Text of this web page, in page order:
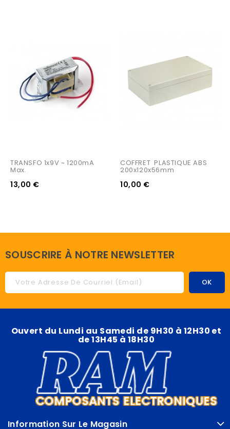
TRANSFO 1x9V ~ 1200mA
Max.
13,00 €
COFFRET  PLASTIQUE ABS
200x120x56mm
10,00 €
SOUSCRIRE À NOTRE NEWSLETTER
Ouvert du Lundi au Samedi de 9H30 à 12H30 et
de 13H45 à 18H30
Information Sur Le Magasin